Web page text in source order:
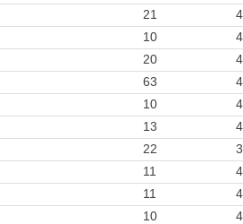
21
10
20
63
10
13
22
11
11
10